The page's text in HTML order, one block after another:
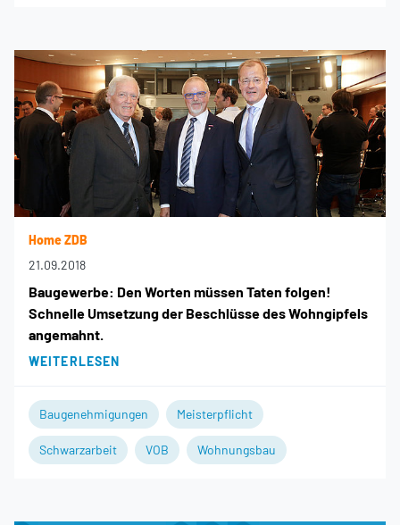
Home ZDB
21.09.2018
Baugewerbe: Den Worten müssen Taten folgen!
Schnelle Umsetzung der Beschlüsse des Wohngipfels
angemahnt.
WEITERLESEN
Baugenehmigungen Meisterpflicht
Schwarzarbeit VOB Wohnungsbau